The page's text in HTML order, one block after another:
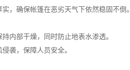
，确保帐篷在恶劣天气下依然稳固不倒。
内部干燥，同时防止地表水渗透。
袭，保障人员安全。